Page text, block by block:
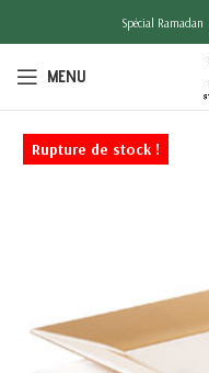
Spécial Ramadan
MENU
Rupture de stock !